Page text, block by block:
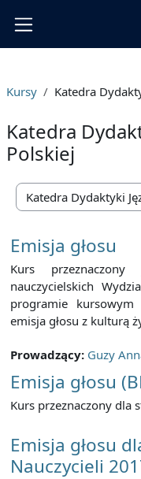
Kursy Katedra
Katedra
Polskiej
Kategorie kursów
Emisja głosu
Kurs
nauczycielskich
programie
emisja głosu z kulturą
Prowadzący: Guzy
Emisja głosu
Kurs przeznaczony dla
Emisja głosu
Nauczycieli